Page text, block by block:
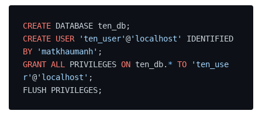
CREATE
CREATE USER 'ten_user'@'localhost'
IDENTIFIED
BY
'matkhaumanh'
GRANT ALL PRIVILEGES ON ten_db. * TO
'ten_use
r'@'localhost' ;